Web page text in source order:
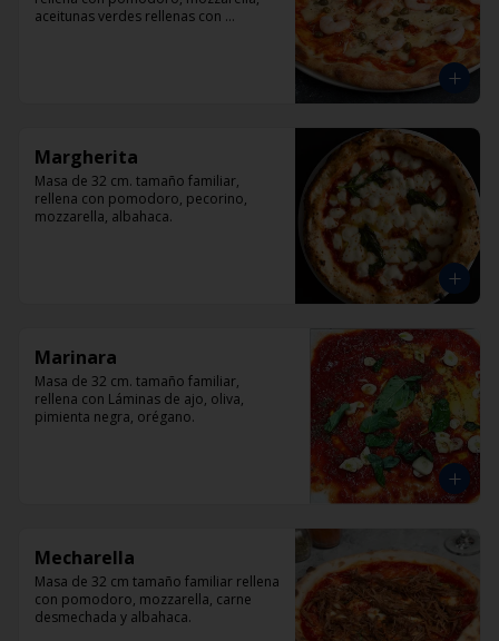
aceitunas verdes rellenas con
Margherita
Masa de 32 cm. tamaño familiar,
rellena con pomodoro, pecorino,
mozzarella, albahaca.
Marinara
Masa de 32 cm. tamaño familiar,
rellena con Láminas de ajo, oliva,
pimienta negra, orégano.
Mecharella
Masa de 32 cm tamaño familiar rellena
con pomodoro, mozzarella, carne
desmechada y albahaca.